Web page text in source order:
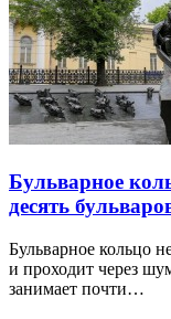
Бульварное
десять
Бульварное кольцо
и проходит через
занимает почти…